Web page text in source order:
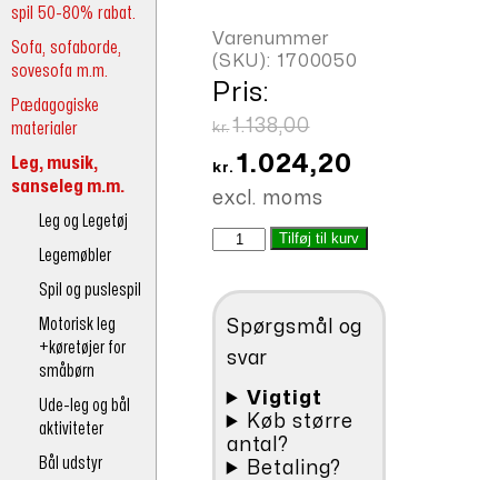
spil 50-80% rabat.
Sofa, sofaborde,
sovesofa m.m.
Pædagogiske
materialer
Leg, musik,
sanseleg m.m.
Leg og Legetøj
Legemøbler
Spil og puslespil
Motorisk leg
+køretøjer for
småbørn
Ude-leg og bål
aktiviteter
Bål udstyr
Varenummer
(SKU): 1700050
Pris:
kr. 1.138,00Den
oprindelige
kr.1.138,00.
kr. 1.024,20
er:
excl. moms
Rytmetaske
antal
Tilføj til kurv
Spørgsmål og
svar
Vigtigt
Køb større
antal?
Betaling?